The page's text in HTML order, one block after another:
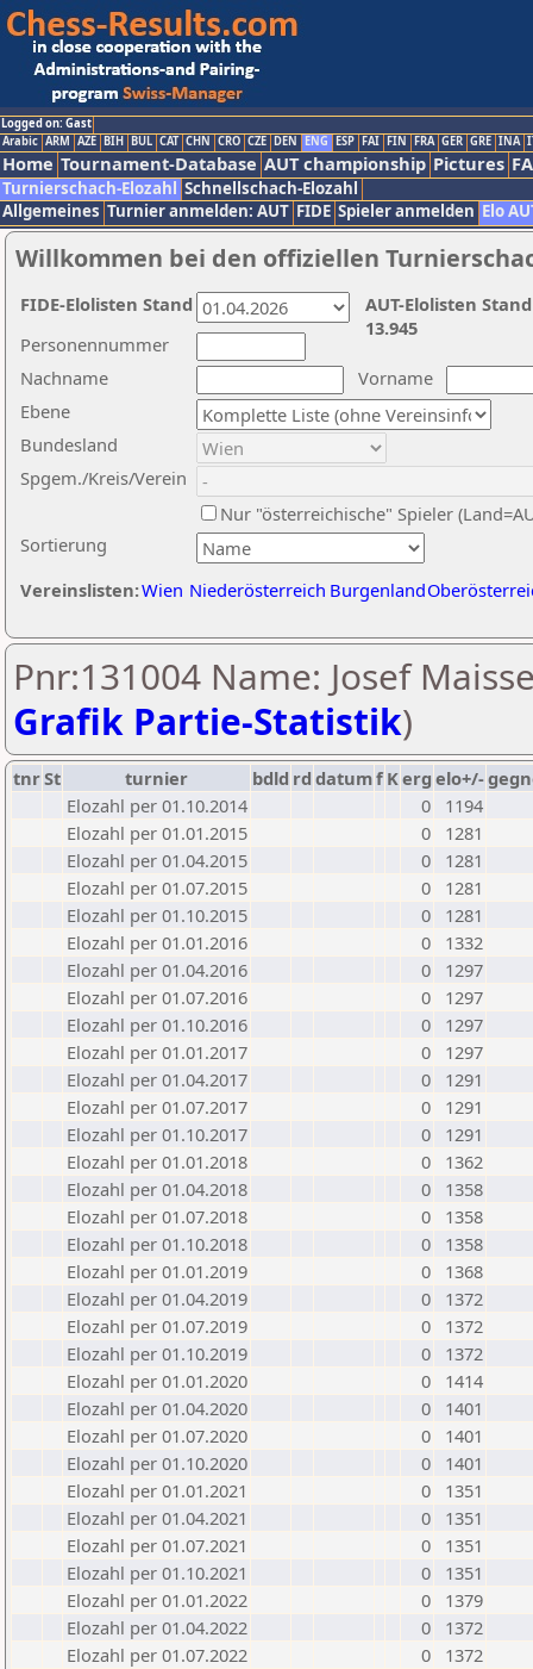
Logged on: Gast
Arabic ARM AZE BIH BUL CAT CHN CRO CZE DEN ENG ESP FAI FIN FRA GER GRE INA
Home Tournament-Database AUT championship Pictures
Turnierschach-Elozahl Schnellschach-Elozahl
Allgemeines Turnier anmelden: AUT FIDE Spieler anmelden Elo
Willkommen bei den offiziellen
Nachname
Vorname
Ebene
Sortierung
Personennummer
Bundesland
Spgem./Kreis/Verein
Nur "österreichische" Spieler
Vereinslisten:Wien Niederösterreich Burgenland
AUT-Elolisten
13.945
FIDE-Elolisten Stand
Pnr:131004 Name: Josef
Grafik Partie-Statistik)
tnrSt turnier bdld rd datumf Kerg elo+/-
Elozahl per 01.10.2014
0
1194
Elozahl per 01.01.2015
0
1281
Elozahl per 01.04.2015
0
1281
Elozahl per 01.07.2015
0
1281
Elozahl per 01.10.2015
0
1281
Elozahl per 01.01.2016
0
1332
Elozahl per 01.04.2016
0
1297
Elozahl per 01.07.2016
0
1297
Elozahl per 01.10.2016
0
1297
Elozahl per 01.01.2017
0
1297
Elozahl per 01.04.2017
0
1291
Elozahl per 01.07.2017
0
1291
Elozahl per 01.10.2017
0
1291
Elozahl per 01.01.2018
0
1362
Elozahl per 01.04.2018
0
1358
Elozahl per 01.07.2018
0
1358
Elozahl per 01.10.2018
0
1358
Elozahl per 01.01.2019
0
1368
Elozahl per 01.04.2019
0
1372
Elozahl per 01.07.2019
0
1372
Elozahl per 01.10.2019
0
1372
Elozahl per 01.01.2020
0
1414
Elozahl per 01.04.2020
0
1401
Elozahl per 01.07.2020
0
1401
Elozahl per 01.10.2020
0
1401
Elozahl per 01.01.2021
0
1351
Elozahl per 01.04.2021
0
1351
Elozahl per 01.07.2021
0
1351
Elozahl per 01.10.2021
0
1351
Elozahl per 01.01.2022
0
1379
Elozahl per 01.04.2022
0
1372
Elozahl per 01.07.2022
0
1372